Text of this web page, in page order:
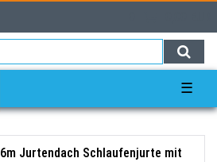
☰
6m Jurtendach Schlaufenjurte mit